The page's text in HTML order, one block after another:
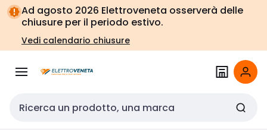
Vai alla
navigazione
Vai
alla
pagina
Ad agosto 2026 Elettroveneta osserverà delle
chiusure per il periodo estivo.
Vedi calendario chiusure
Cerca input